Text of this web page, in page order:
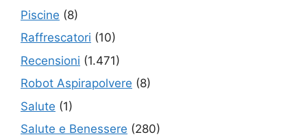
Piscine (8)
Raffrescatori (10)
Recensioni (1.471)
Robot Aspirapolvere (8)
Salute (1)
Salute e Benessere (280)